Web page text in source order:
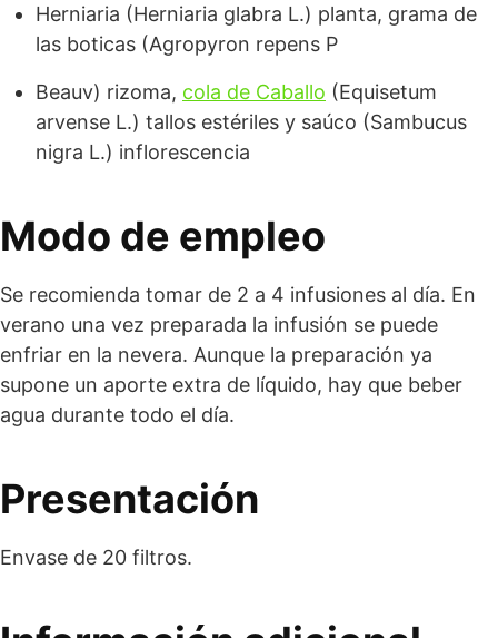
Herniaria (Herniaria glabra L.) planta, grama de
las boticas (Agropyron repens P
Beauv) rizoma, cola de Caballo (Equisetum
arvense L.) tallos estériles y saúco (Sambucus
nigra L.) inflorescencia
Modo de empleo
Se recomienda tomar de 2 a 4 infusiones al día. En
verano una vez preparada la infusión se puede
enfriar en la nevera. Aunque la preparación ya
supone un aporte extra de líquido, hay que beber
agua durante todo el día.
Presentación
Envase de 20 filtros.